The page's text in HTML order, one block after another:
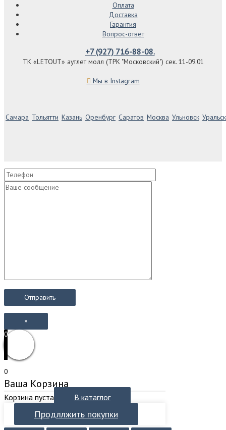
Оплата
Доставка
Гарантия
Вопрос-ответ
+7 (927) 716-88-08.
ТК «LETOUT» аутлет молл (ТРК "Московский") сек. 11-09.01
Мы в Instagram
Самара Тольятти Казань Оренбург Саратов Москва Ульновск Уральск
×
0
0
Ваша Корзина
Корзина пуста В катаглог
Продллжить покупки